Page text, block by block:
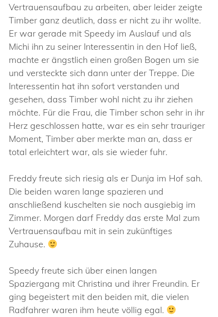
Vertrauensaufbau zu arbeiten, aber leider zeigte
Timber ganz deutlich, dass er nicht zu ihr wollte.
Er war gerade mit Speedy im Auslauf und als
Michi ihn zu seiner Interessentin in den Hof ließ,
machte er ängstlich einen großen Bogen um sie
und versteckte sich dann unter der Treppe. Die
Interessentin hat ihn sofort verstanden und
gesehen, dass Timber wohl nicht zu ihr ziehen
möchte. Für die Frau, die Timber schon sehr in ihr
Herz geschlossen hatte, war es ein sehr trauriger
Moment, Timber aber merkte man an, dass er
total erleichtert war, als sie wieder fuhr.
Freddy freute sich riesig als er Dunja im Hof sah.
Die beiden waren lange spazieren und
anschließend kuschelten sie noch ausgiebig im
Zimmer. Morgen darf Freddy das erste Mal zum
Vertrauensaufbau mit in sein zukünftiges
Zuhause.
Speedy freute sich über einen langen
Spaziergang mit Christina und ihrer Freundin. Er
ging begeistert mit den beiden mit, die vielen
Radfahrer waren ihm heute völlig egal.